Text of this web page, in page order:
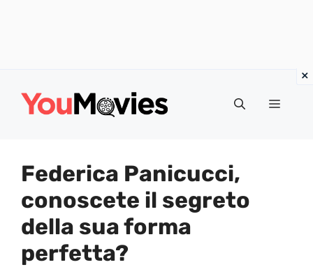
Menu
Federica Panicucci,
conoscete il segreto
della sua forma
perfetta?